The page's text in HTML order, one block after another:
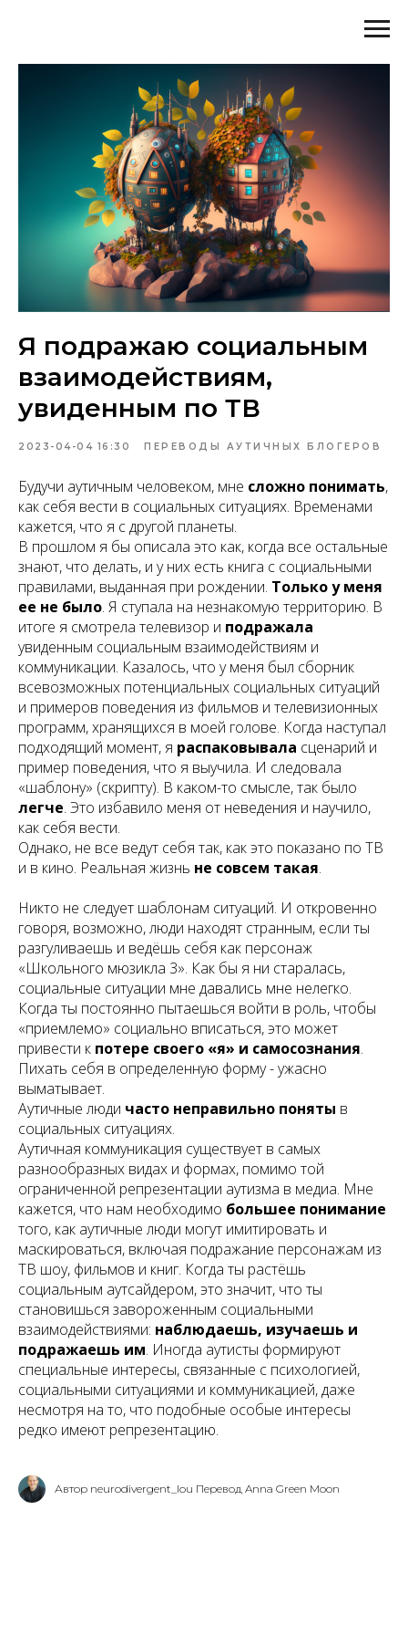
Я подражаю социальным
взаимодействиям,
увиденным по ТВ
2023-04-04 16:30 ПЕРЕВОДЫ АУТИЧНЫХ БЛОГЕРОВ
Будучи аутичным человеком, мне сложно понимать,
как себя вести в социальных ситуациях. Временами
кажется, что я с другой планеты.
В прошлом я бы описала это как, когда все остальные
знают, что делать, и у них есть книга с социальными
правилами, выданная при рождении. Только у меня
ее не было. Я ступала на незнакомую территорию. В
итоге я смотрела телевизор и подражала
увиденным социальным взаимодействиям и
коммуникации. Казалось, что у меня был сборник
всевозможных потенциальных социальных ситуаций
и примеров поведения из фильмов и телевизионных
программ, хранящихся в моей голове. Когда наступал
подходящий момент, я распаковывала сценарий и
пример поведения, что я выучила. И следовала
«шаблону» (скрипту). В каком-то смысле, так было
легче. Это избавило меня от неведения и научило,
как себя вести.
Однако, не все ведут себя так, как это показано по ТВ
и в кино. Реальная жизнь не совсем такая.
Никто не следует шаблонам ситуаций. И откровенно
говоря, возможно, люди находят странным, если ты
разгуливаешь и ведёшь себя как персонаж
«Школьного мюзикла 3». Как бы я ни старалась,
социальные ситуации мне давались мне нелегко.
Когда ты постоянно пытаешься войти в роль, чтобы
«приемлемо» социально вписаться, это может
привести к потере своего «я» и самосознания.
Пихать себя в определенную форму -ужасно
выматывает.
Аутичные люди часто неправильно поняты в
социальных ситуациях.
Аутичная коммуникация существует в самых
разнообразных видах и формах, помимо той
ограниченной репрезентации аутизма в медиа. Мне
кажется, что нам необходимо большее понимание
того, как аутичные люди могут имитировать и
маскироваться, включая подражание персонажам из
ТВ шоу, фильмов и книг. Когда ты растёшь
социальным аутсайдером, это значит, что ты
становишься завороженным социальными
взаимодействиями: наблюдаешь, изучаешь и
подражаешь им. Иногда аутисты формируют
специальные интересы, связанные с психологией,
социальными ситуациями и коммуникацией, даже
несмотря на то, что подобные особые интересы
редко имеют репрезентацию.
Автор neurodivergent_lou Перевод Anna Green Moon